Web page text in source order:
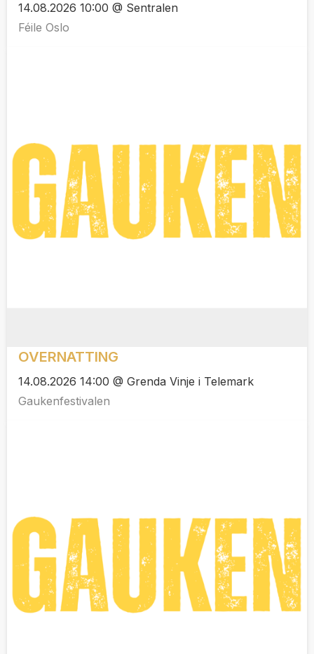
14.08.2026 10:00 @ Sentralen
Féile Oslo
OVERNATTING
14.08.2026 14:00 @ Grenda Vinje i Telemark
Gaukenfestivalen